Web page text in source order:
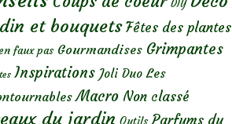
DIY
et bouquets Fêtes des plantes
faux pas Gourmandises Grimpantes
Inspirations Joli Duo Les
Macro Non classé
du jardin Outils Parfums du